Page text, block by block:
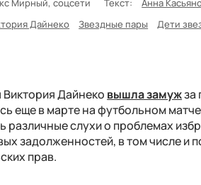
Мирный, соцсети Текст: Анна
Дайнеко Звездные пары Дети
Виктория Дайнеко вышла замужза
еще в марте на футбольном
различные слухи о проблемах
задолженностей, в том числе и
прав.